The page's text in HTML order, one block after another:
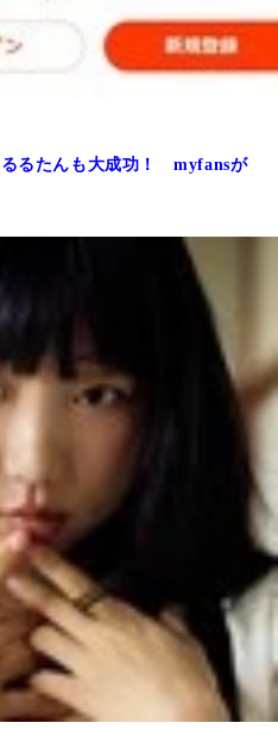
るたんも大成功！ myfansが